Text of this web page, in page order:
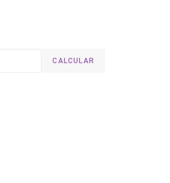
CALCULAR